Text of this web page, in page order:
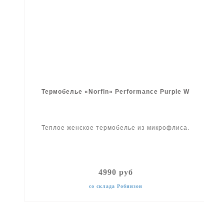
Термобелье «Norfin» Performance Purple W
Теплое женское термобелье из микрофлиса.
4990 руб
со склада Робинзон